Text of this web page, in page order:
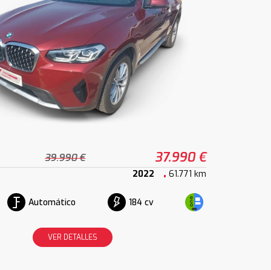
39.990 € 37.990 €
2022 61.771 km
Automático 184 cv
VER DETALLES